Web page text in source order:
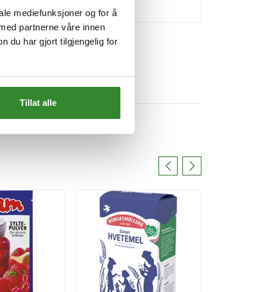
mediefunksjoner og for å
partnerne våre innen
du har gjort tilgjengelig for
Tillat alle